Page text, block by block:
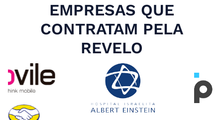
EMPRESAS QUE
CONTRATAM PELA
REVELO